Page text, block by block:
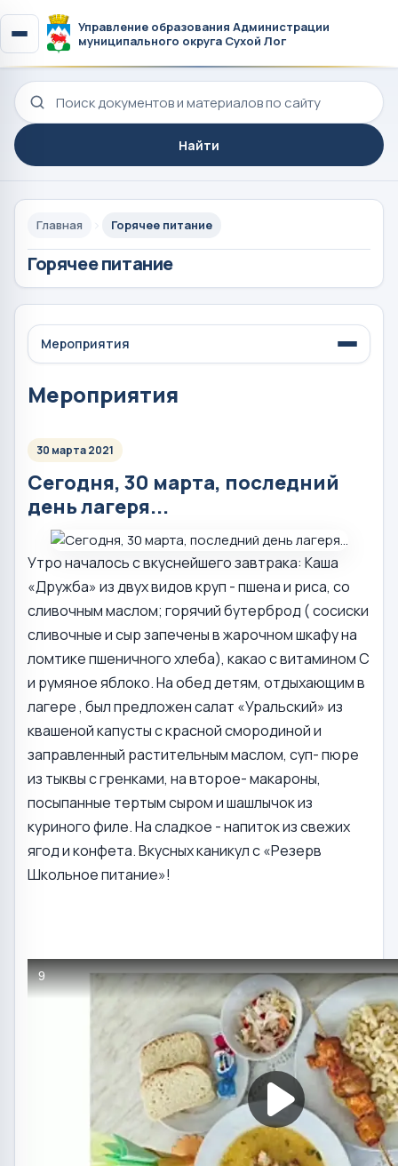
Управление образования Администрации
муниципального округа Сухой Лог
Поиск по сайту
Найти
Главная Горячее питание
Горячее питание
Мероприятия
Мероприятия
30 марта 2021
Сегодня, 30 марта, последний
день лагеря...
Утро началось с вкуснейшего завтрака: Каша
«Дружба» из двух видов круп - пшена и риса, со
сливочным маслом; горячий бутерброд ( сосиски
сливочные и сыр запечены в жарочном шкафу на
ломтике пшеничного хлеба), какао с витамином С
и румяное яблоко. На обед детям, отдыхающим в
лагере , был предложен салат «Уральский» из
квашеной капусты с красной смородиной и
заправленный растительным маслом, суп- пюре
из тыквы с гренками, на второе- макароны,
посыпанные тертым сыром и шашлычок из
куриного филе. На сладкое - напиток из свежих
ягод и конфета. Вкусных каникул с «Резерв
Школьное питание»!